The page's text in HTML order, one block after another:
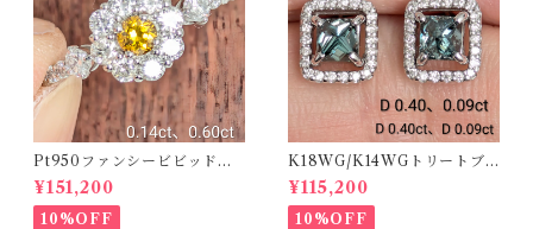
Pt950ファンシービビッドオ
レンジィイエローダイヤリン
グ D 0.144ct D 0.60ct【PR
O208782】
¥151,200
10%OFF
K18WG/K14WGトリートブ
ルーダイヤピアス 【PRO20
8939】
¥115,200
10%OFF